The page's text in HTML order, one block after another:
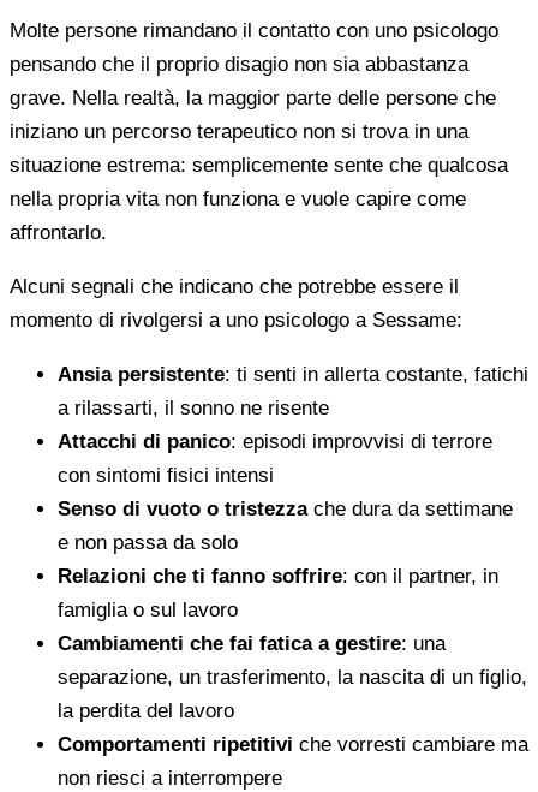
Molte persone rimandano il contatto con uno psicologo
pensando che il proprio disagio non sia abbastanza
grave. Nella realtà, la maggior parte delle persone che
iniziano un percorso terapeutico non si trova in una
situazione estrema: semplicemente sente che qualcosa
nella propria vita non funziona e vuole capire come
affrontarlo.
Alcuni segnali che indicano che potrebbe essere il
momento di rivolgersi a uno psicologo a Sessame:
Ansia persistente: ti senti in allerta costante, fatichi
a rilassarti, il sonno ne risente
Attacchi di panico: episodi improvvisi di terrore
con sintomi fisici intensi
Senso di vuoto o tristezzache dura da settimane
e non passa da solo
Relazioni che ti fanno soffrire: con il partner, in
famiglia o sul lavoro
Cambiamenti che fai fatica a gestire: una
separazione, un trasferimento, la nascita di un figlio,
la perdita del lavoro
Comportamenti ripetitivi che vorresti cambiare ma
non riesci a interrompere